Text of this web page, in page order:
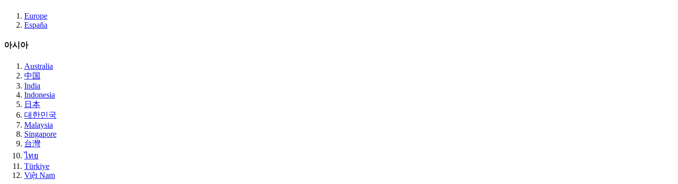
Europe
España
아시아
Australia
中国
India
Indonesia
日本
대한민국
Malaysia
Singapore
台灣
ไทย
Türkiye
Việt Nam